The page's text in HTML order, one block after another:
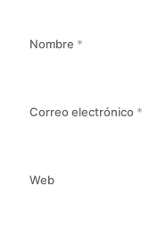
Nombre *
Correo electrónico *
Web